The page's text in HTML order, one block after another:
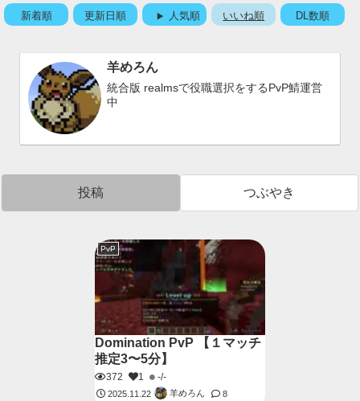
新着順 更新日順 人気順 いいね順 DL数順
羊めろん
統合版 realmsで役職選択をするPvP鯖運営
中
投稿 つぶやき
PvP
Domination PvP 【１マッチ
推定3〜5分】
372 1 -/-
2025.11.22 羊めろん 8